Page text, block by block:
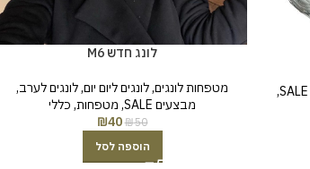
,
לונג חדש M6
מטפחות לונגים,לונגים ליום יום,לונגים לערב,
מבצעים SALE
, מטפחות, כללי
₪50
₪40
הוספה לסל